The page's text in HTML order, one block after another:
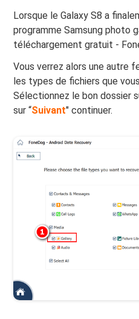
Lorsque le Galaxy S8 a
programme Samsung photo
téléchargement gratuit -
Vous verrez alors une autre
les types de fichiers que
Sélectionnez le bon dossier
sur “Suivant" continuer.